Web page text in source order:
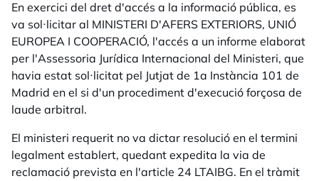
En exercici del dret d'accés a la informació pública, es
va sol·licitar al MINISTERI D'AFERS EXTERIORS, UNIÓ
EUROPEA I COOPERACIÓ, l'accés a un informe elaborat
per l'Assessoria Jurídica Internacional del Ministeri, que
havia estat sol·licitat pel Jutjat de 1a Instància 101 de
Madrid en el si d'un procediment d'execució forçosa de
laude arbitral.
El ministeri requerit no va dictar resolució en el termini
legalment establert, quedant expedita la via de
reclamació prevista en l'article 24 LTAIBG. En el tràmit